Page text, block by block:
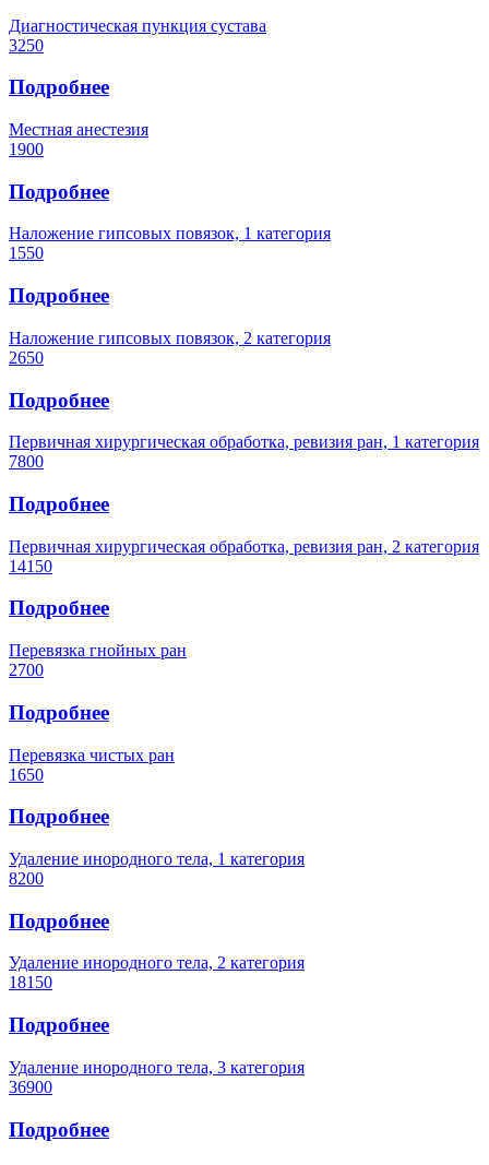
Диагностическая пункция сустава
3250
Подробнее
Местная анестезия
1900
Подробнее
Наложение гипсовых повязок, 1 категория
1550
Подробнее
Наложение гипсовых повязок, 2 категория
2650
Подробнее
Первичная хирургическая обработка, ревизия ран, 1 категория
7800
Подробнее
Первичная хирургическая обработка, ревизия ран, 2 категория
14150
Подробнее
Перевязка гнойных ран
2700
Подробнее
Перевязка чистых ран
1650
Подробнее
Удаление инородного тела, 1 категория
8200
Подробнее
Удаление инородного тела, 2 категория
18150
Подробнее
Удаление инородного тела, 3 категория
36900
Подробнее